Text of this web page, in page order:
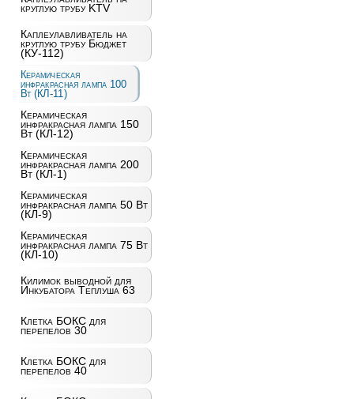
круглую трубу KTV
Каплеулавливатель на
круглую трубу Бюджет
(КУ-112)
Керамическая
инфракрасная лампа 100
Вт (КЛ-11)
Керамическая
инфракрасная лампа 150
Вт (КЛ-12)
Керамическая
инфракрасная лампа 200
Вт (КЛ-1)
Керамическая
инфракрасная лампа 50 Вт
(КЛ-9)
Керамическая
инфракрасная лампа 75 Вт
(КЛ-10)
Килимок выводной для
Инкубатора Теплуша 63
Клетка БОКС для
перепелов 30
Клетка БОКС для
перепелов 40